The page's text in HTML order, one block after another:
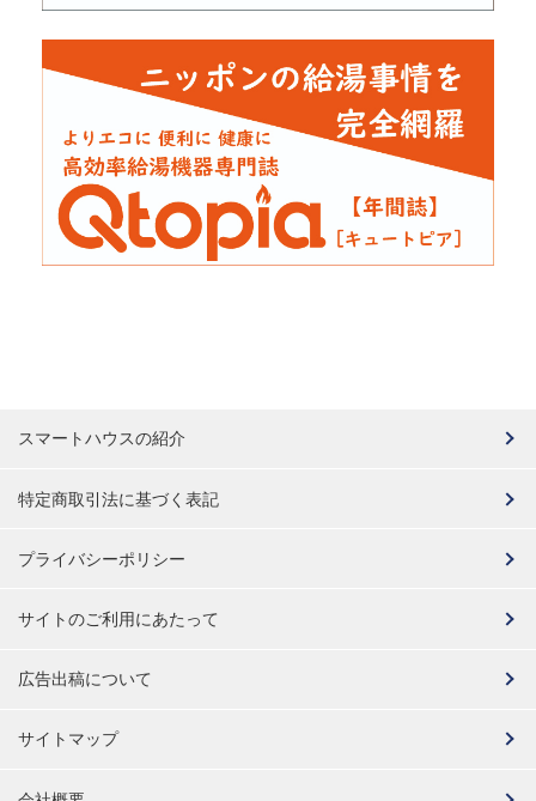
スマートハウスの紹介
特定商取引法に基づく表記
プライバシーポリシー
サイトのご利用にあたって
広告出稿について
サイトマップ